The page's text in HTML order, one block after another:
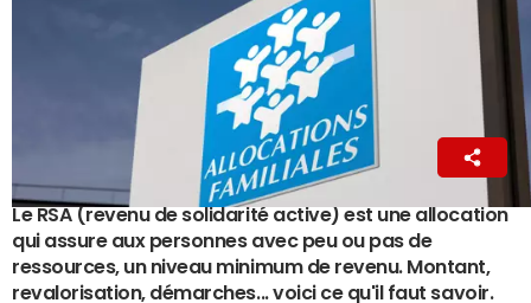
18 novembre 2024 14:48
Le RSA (revenu de solidarité active) est une allocation
qui assure aux personnes avec peu ou pas de
ressources, un niveau minimum de revenu. Montant,
revalorisation, démarches... voici ce qu'il faut savoir.